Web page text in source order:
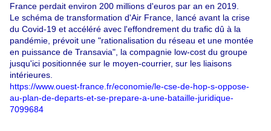
France perdait environ 200 millions d'euros par an en 2019.
Le schéma de transformation d'Air France, lancé avant la crise
du Covid-19 et accéléré avec l'effondrement du trafic dû à la
pandémie, prévoit une "rationalisation du réseau et une montée
en puissance de Transavia", la compagnie low-cost du groupe
jusqu'ici positionnée sur le moyen-courrier, sur les liaisons
intérieures.
https://www.ouest-france.fr/economie/le-cse-de-hop-s-oppose-
au-plan-de-departs-et-se-prepare-a-une-bataille-juridique-
7099684